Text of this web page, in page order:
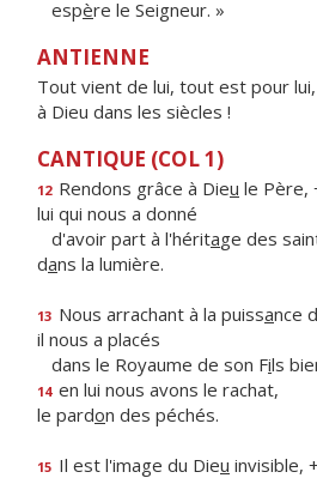
espère le Seigneur. »
ANTIENNE
Tout vient de lui, tout est pour
à Dieu dans les siècles !
CANTIQUE (COL 1)
12 Rendons grâce à Dieu le Père,
lui qui nous a donné
d'avoir part à l'héritage des
dans la lumière.
13 Nous arrachant à la puissance
il nous a placés
dans le Royaume de son Fils
14 en lui nous avons le rachat,
le pardon des péchés.
15 Il est l'image du Dieu invisible, +